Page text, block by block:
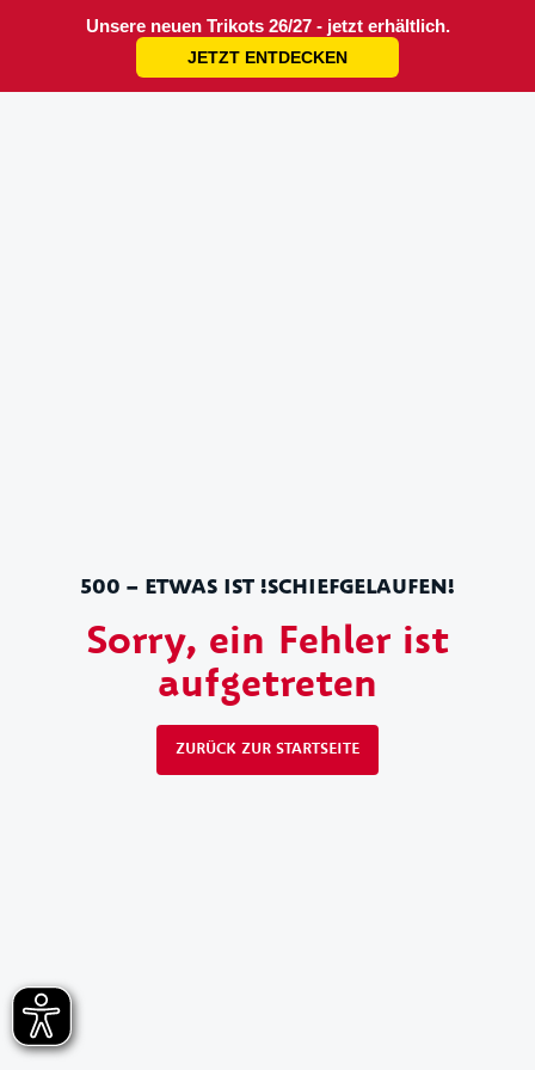
Unsere neuen Trikots 26/27 - jetzt erhältlich.
JETZT ENTDECKEN
500 – ETWAS IST !SCHIEFGELAUFEN!
Sorry, ein Fehler ist
aufgetreten
ZURÜCK ZUR STARTSEITE